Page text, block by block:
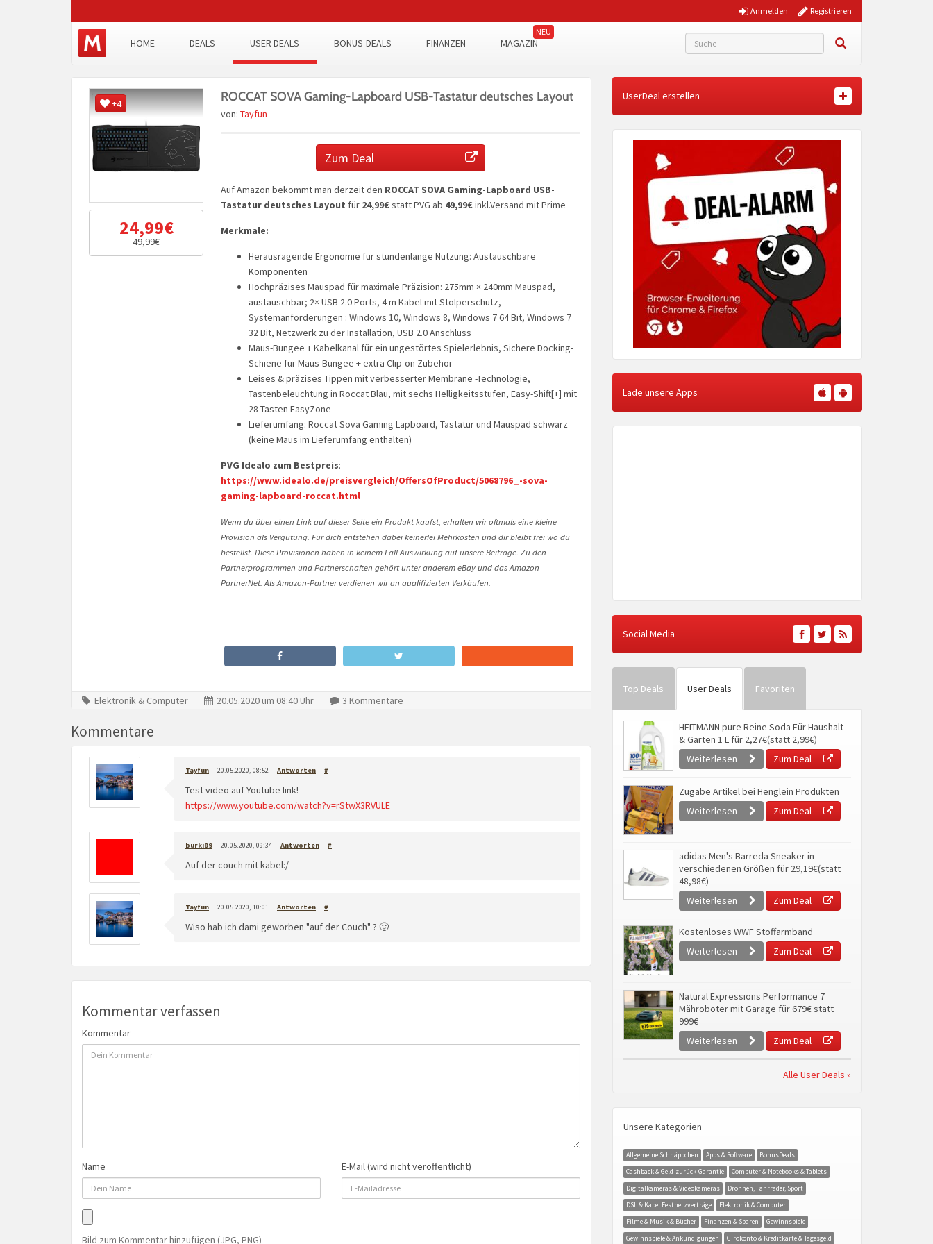
Registrieren
Anmelden
HOME DEALS USER DEALS BONUS-DEALS FINANZEN MAGAZIN
+4
24,99€
49,99€
ROCCAT SOVA Gaming-Lapboard USB-Tastatur deutsches Layout
von: Tayfun
Zum Deal
Auf Amazon bekommt man derzeit den ROCCAT SOVA Gaming-Lapboard USB-
Tastatur deutsches Layout für 24,99€statt PVG ab 49,99€inkl.Versand mit Prime
Merkmale:
Herausragende Ergonomie für stundenlange Nutzung: Austauschbare
Komponenten
Hochpräzises Mauspad für maximale Präzision: 275mm × 240mm Mauspad,
austauschbar; 2× USB 2.0 Ports, 4 m Kabel mit Stolperschutz,
Systemanforderungen : Windows 10, Windows 8, Windows 7 64 Bit, Windows 7
32 Bit, Netzwerk zu der Installation, USB 2.0 Anschluss
Maus-Bungee + Kabelkanal für ein ungestörtes Spielerlebnis, Sichere Docking-
Schiene für Maus-Bungee + extra Clip-on Zubehör
Leises & präzises Tippen mit verbesserter Membrane -Technologie,
Tastenbeleuchtung in Roccat Blau, mit sechs Helligkeitsstufen, Easy-Shift[+] mit
28-Tasten EasyZone
Lieferumfang: Roccat Sova Gaming Lapboard, Tastatur und Mauspad schwarz
(keine Maus im Lieferumfang enthalten)
PVG Idealo zum Bestpreis:
https://www.idealo.de/preisvergleich/OffersOfProduct/5068796_-sova-
gaming-lapboard-roccat.html
Wenn du über einen Link auf dieser Seite ein Produkt kaufst, erhalten wir oftmals eine kleine
Provision als Vergütung. Für dich entstehen dabei keinerlei Mehrkosten und dir bleibt frei wo du
bestellst. Diese Provisionen haben in keinem Fall Auswirkung auf unsere Beiträge. Zu den
Partnerprogrammen und Partnerschaften gehört unter anderem eBay und das Amazon
PartnerNet. Als Amazon-Partner verdienen wir an qualifizierten Verkäufen.
Elektronik & Computer 20.05.2020 um 08:40 Uhr 3 Kommentare
Kommentare
Tayfun 20.05.2020, 08:52 Antworten #
Test video auf Youtube link!
https://www.youtube.com/watch?v=rStwX3RVULE
burki89 20.05.2020, 09:34 Antworten #
Auf der couch mit kabel:/
Tayfun 20.05.2020, 10:01 Antworten #
Wiso hab ich dami geworben "auf der Couch" ? 🙂
Kommentar verfassen
Kommentar
Name E-Mail (wird nicht veröffentlicht)
Bild zum Kommentar hinzufügen (JPG, PNG)
UserDeal erstellen
Lade unsere Apps
Social Media
Top Deals User Deals Favoriten
HEITMANN pure Reine Soda Für Haushalt
& Garten 1 L für 2,27€(statt 2,99€)
Weiterlesen
Zum Deal
Zugabe Artikel bei Henglein Produkten
Weiterlesen
Zum Deal
adidas Men's Barreda Sneaker in
verschiedenen Größen für 29,19€(statt
48,98€)
Weiterlesen
Zum Deal
Kostenloses WWF Stoffarmband
Weiterlesen
Zum Deal
Natural Expressions Performance 7
Mähroboter mit Garage für 679€ statt
999€
Weiterlesen
Zum Deal
Alle User Deals »
Unsere Kategorien
Allgemeine Schnäppchen Apps & Software
BonusDeals
Cashback & Geld-zurück-Garantie
Computer & Notebooks & Tablets
Digitalkameras & Videokameras
Drohnen, Fahrräder, Sport
DSL & Kabel Festnetzverträge
Elektronik & Computer
Filme & Musik & Bücher
Finanzen & Sparen
Gewinnspiele
Gewinnspiele & Ankündigungen
Girokonto & Kreditkarte & Tagesgeld